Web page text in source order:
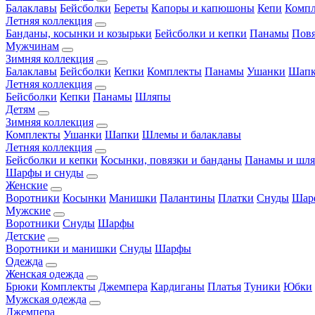
Балаклавы Бейсболки Береты Капоры и капюшоны Кепи
Летняя коллекция
Банданы, косынки и козырьки Бейсболки и кепки Панамы
Мужчинам
Зимняя коллекция
Балаклавы Бейсболки Кепки Комплекты Панамы Ушанки
Летняя коллекция
Бейсболки Кепки Панамы Шляпы
Детям
Зимняя коллекция
Комплекты Ушанки Шапки Шлемы и балаклавы
Летняя коллекция
Бейсболки и кепки Косынки, повязки и банданы Панамы и
Шарфы и снуды
Женские
Воротники Косынки Манишки Палантины Платки Снуды
Мужские
Воротники Снуды Шарфы
Детские
Воротники и манишки Снуды Шарфы
Одежда
Женская одежда
Брюки Комплекты Джемпера Кардиганы Платья Туники Юбки
Мужская одежда
Джемпера